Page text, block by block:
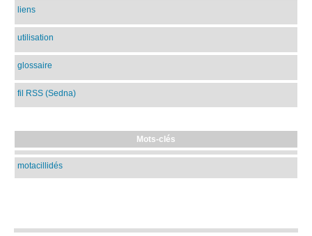
liens
utilisation
glossaire
fil RSS (Sedna)
Mots-clés
motacillidés